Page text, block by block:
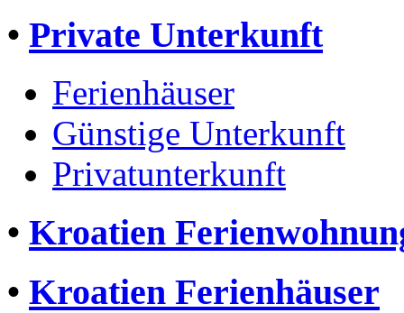
• Private Unterkunft
Ferienhäuser
Günstige Unterkunft
Privatunterkunft
• Kroatien
• Kroatien Ferienhäuser